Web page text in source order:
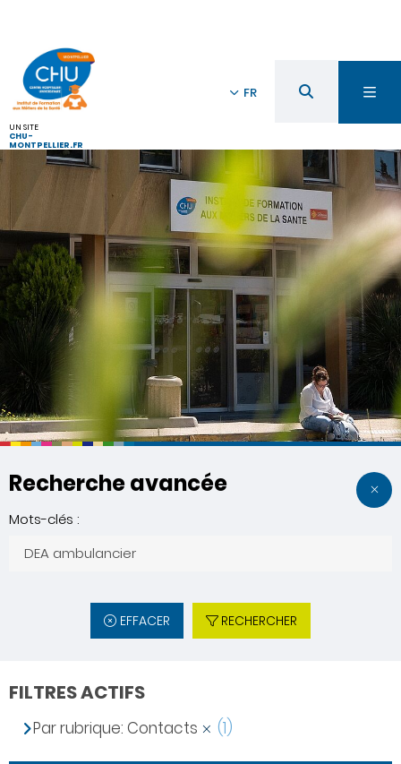
UN SITE
CHU-
MONTPELLIER.FR
FR
Recherche avancée
Mots-clés :
EFFACER RECHERCHER
FILTRES ACTIFS
Par rubrique: Contacts (1)